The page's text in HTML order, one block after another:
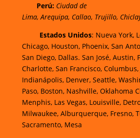
Perú: Ciudad de
Lima, Arequipa, Callao, Trujillo,
Estados Unidos: Nueva York,
Chicago, Houston, Phoenix, San
San Diego, Dallas. San José, Austin,
Charlotte, San Francisco, Columbus,
Indianápolis, Denver, Seattle,
Paso, Boston, Nashville, Oklahoma
Menphis, Las Vegas, Louisville,
Milwaukee, Alburquerque, Fresno,
Sacramento, Mesa